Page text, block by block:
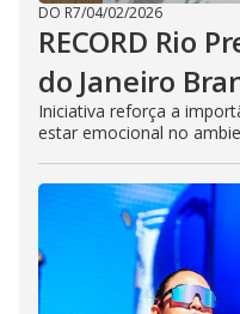
DO R7/04/02/2026
RECORD Rio
do Janeiro
Iniciativa reforça a
estar emocional no